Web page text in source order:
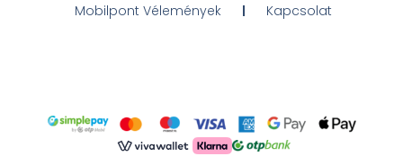
Mobilpont Vélemények
Kapcsolat